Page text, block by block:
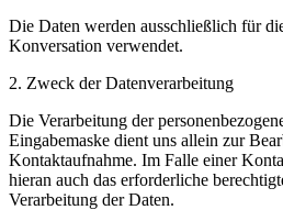
Die Daten werden ausschließlich für
Konversation verwendet.
2. Zweck der Datenverarbeitung
Die Verarbeitung der
Eingabemaske dient uns allein zur
Kontaktaufnahme. Im Falle einer
hieran auch das erforderliche
Verarbeitung der Daten.